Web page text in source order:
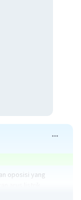
oposisi yang